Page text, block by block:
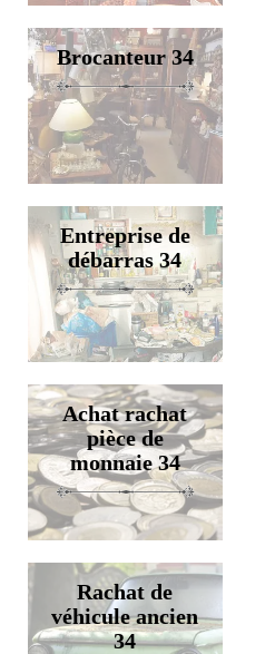
Brocanteur 34
Entreprise de
débarras 34
Achat rachat
pièce de
monnaie 34
Rachat de
véhicule ancien
34